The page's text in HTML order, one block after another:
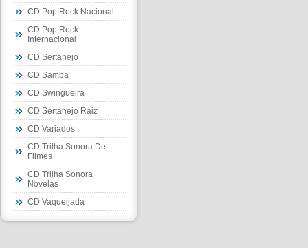
CD Pop Rock Nacional
CD Pop Rock
Internacional
CD Sertanejo
CD Samba
CD Swingueira
CD Sertanejo Raiz
CD Variados
CD Trilha Sonora De
Filmes
CD Trilha Sonora
Novelas
CD Vaqueijada